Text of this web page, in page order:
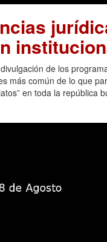
de los
más común de lo que
en toda la república